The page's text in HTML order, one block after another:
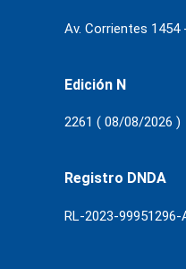
Av. Corrientes 1454
Edición N
2261 ( 08/08/2026 )
Registro DNDA
RL-2023-99951296-